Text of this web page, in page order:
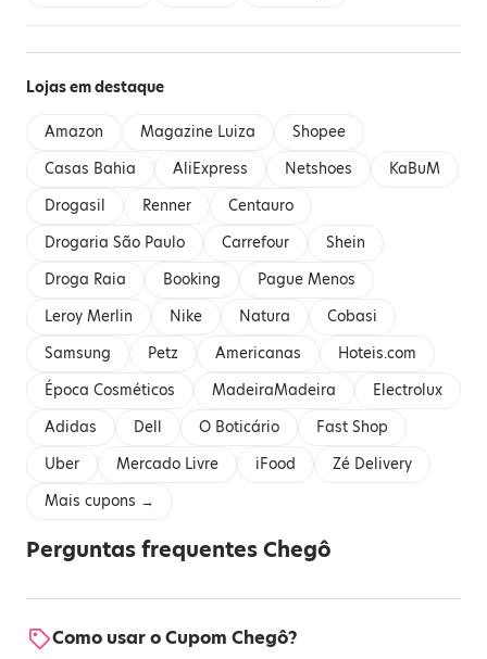
Lojas em destaque
Amazon Magazine Luiza
Shopee
Casas Bahia
AliExpress Netshoes
KaBuM
Drogasil
Renner
Centauro
Drogaria São Paulo
Carrefour
Shein
Droga Raia
Booking
Pague Menos
Leroy Merlin
Nike Natura
Cobasi
Samsung
Petz Americanas
Hoteis.com
Época Cosméticos
MadeiraMadeira
Electrolux
Adidas
Dell O Boticário
Fast Shop
Uber
Mercado Livre iFood
Zé Delivery
Mais cupons →
Perguntas frequentes Chegô
Como usar o Cupom Chegô?